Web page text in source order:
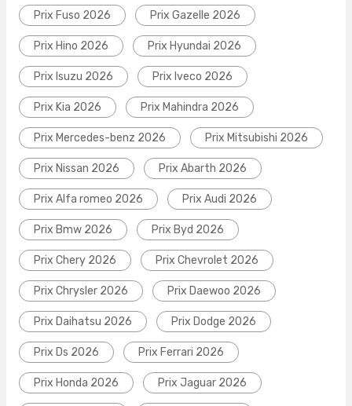
Prix Fuso 2026 Prix Gazelle 2026
Prix Hino 2026 Prix Hyundai 2026
Prix Isuzu 2026 Prix Iveco 2026
Prix Kia 2026 Prix Mahindra 2026
Prix Mercedes-benz 2026 Prix Mitsubishi 2026
Prix Nissan 2026 Prix Abarth 2026
Prix Alfa romeo 2026 Prix Audi 2026
Prix Bmw 2026 Prix Byd 2026
Prix Chery 2026 Prix Chevrolet 2026
Prix Chrysler 2026 Prix Daewoo 2026
Prix Daihatsu 2026 Prix Dodge 2026
Prix Ds 2026 Prix Ferrari 2026
Prix Honda 2026 Prix Jaguar 2026